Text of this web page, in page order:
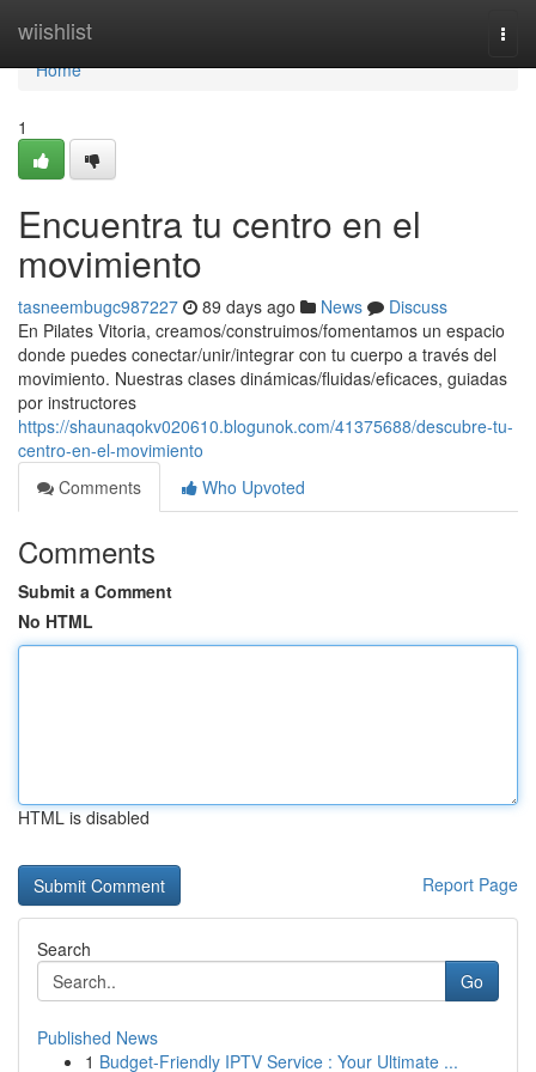
wiishlist
Home
Home
1
Encuentra tu centro en el
movimiento
tasneembugc987227 89 days ago News
Discuss
En Pilates Vitoria, creamos/construimos/fomentamos un espacio
donde puedes conectar/unir/integrar con tu cuerpo a través del
movimiento. Nuestras clases dinámicas/fluidas/eficaces, guiadas
por instructores
https://shaunaqokv020610.blogunok.com/41375688/descubre-tu-
centro-en-el-movimiento
Comments
Who Upvoted
Comments
Submit a Comment
No HTML
HTML is disabled
Report Page
Search
Go
Published News
1 Budget-Friendly IPTV Service : Your Ultimate ...